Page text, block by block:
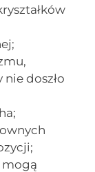
doszło
mogą